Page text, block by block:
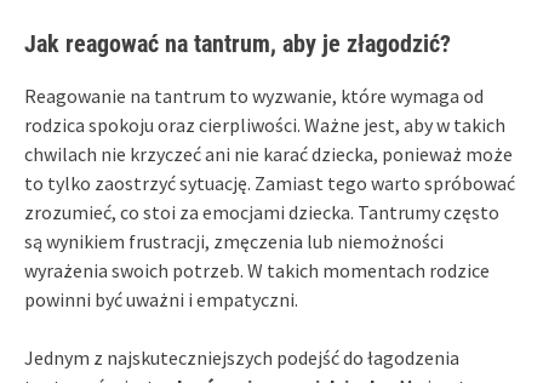
Jak reagować na tantrum, aby je złagodzić?
Reagowanie na tantrum to wyzwanie, które wymaga od
rodzica spokoju oraz cierpliwości. Ważne jest, aby w takich
chwilach nie krzyczeć ani nie karać dziecka, ponieważ może
to tylko zaostrzyć sytuację. Zamiast tego warto spróbować
zrozumieć, co stoi za emocjami dziecka. Tantrumy często
są wynikiem frustracji, zmęczenia lub niemożności
wyrażenia swoich potrzeb. W takich momentach rodzice
powinni być uważni i empatyczni.
Jednym z najskuteczniejszych podejść do łagodzenia